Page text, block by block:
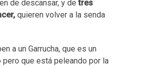
de descansar, y detres
quieren volver a la senda
a un Garrucha, que es un
que está peleando por la